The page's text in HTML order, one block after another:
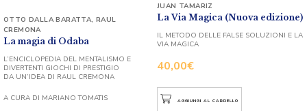
La magia di Odaba
OTTO DALLA BARATTA,RAUL
CREMONA
L’ENCICLOPEDIA DEL MENTALISMO E
DIVERTENTI GIOCHI DI PRESTIGIO
DA UN’IDEA DI RAUL CREMONA
A CURA DI MARIANO TOMATIS
La Via Magica (Nuova edizione)
40,00€
JUAN TAMARIZ
IL METODO DELLE FALSE SOLUZIONI E LA
VIA MAGICA
AGGIUNGI AL CARRELLO